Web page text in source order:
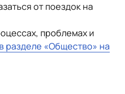
от поездок на
проблемах и
разделе «Общество» на